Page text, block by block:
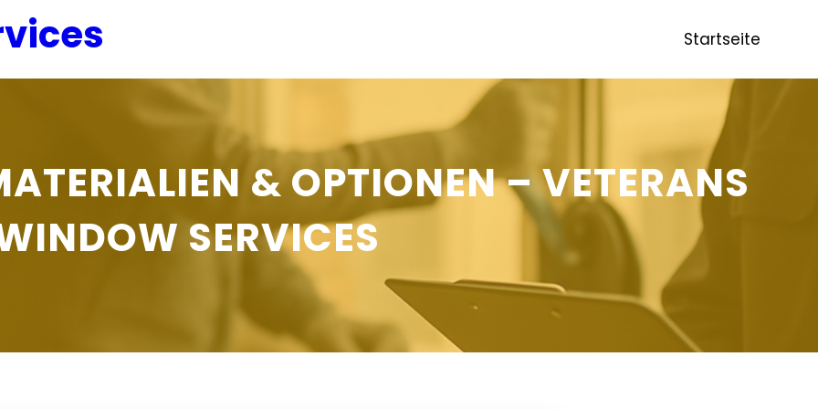
Startseite
& OPTIONEN – VETERANS
SERVICES